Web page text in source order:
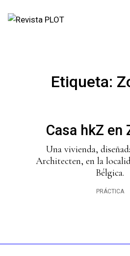
Etiqueta:
Casa hkZ en
Una vivienda,
Architecten, en la
Bélgica.
PRÁCTICA